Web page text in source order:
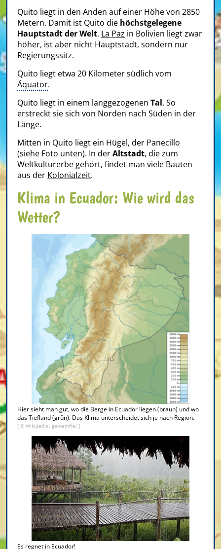
Quito liegt in den Anden auf einer Höhe von 2850
Metern. Damit ist Quito die höchstgelegene
Hauptstadt der Welt. La Paz in Bolivien liegt zwar
höher, ist aber nicht Hauptstadt, sondern nur
Regierungssitz.
Quito liegt etwa 20 Kilometer südlich vom
Äquator.
Quito liegt in einem langgezogenen Tal. So
erstreckt sie sich von Norden nach Süden in der
Länge.
Mitten in Quito liegt ein Hügel, der Panecillo
(siehe Foto unten). In derAltstadt, die zum
Weltkulturerbe gehört, findet man viele Bauten
aus der Kolonialzeit.
Klima in Ecuador: Wie wird das
Wetter?
Hier sieht man gut, wo die Berge in Ecuador liegen (braun) und wo
das Tiefland (grün). Das Klima unterscheidet sich je nach Region.
[ © Wikipedia, gemeinfrei ]
Es regnet in Ecuador!